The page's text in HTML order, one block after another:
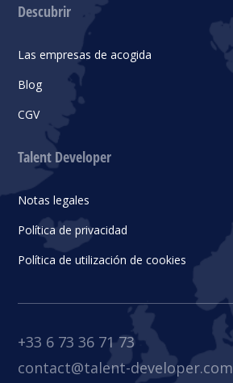
Descubrir
Las empresas de acogida
Blog
CGV
Talent Developer
Notas legales
Política de privacidad
Política de utilización de cookies
+33 6 73 36 71 73
contact@talent-developer.com